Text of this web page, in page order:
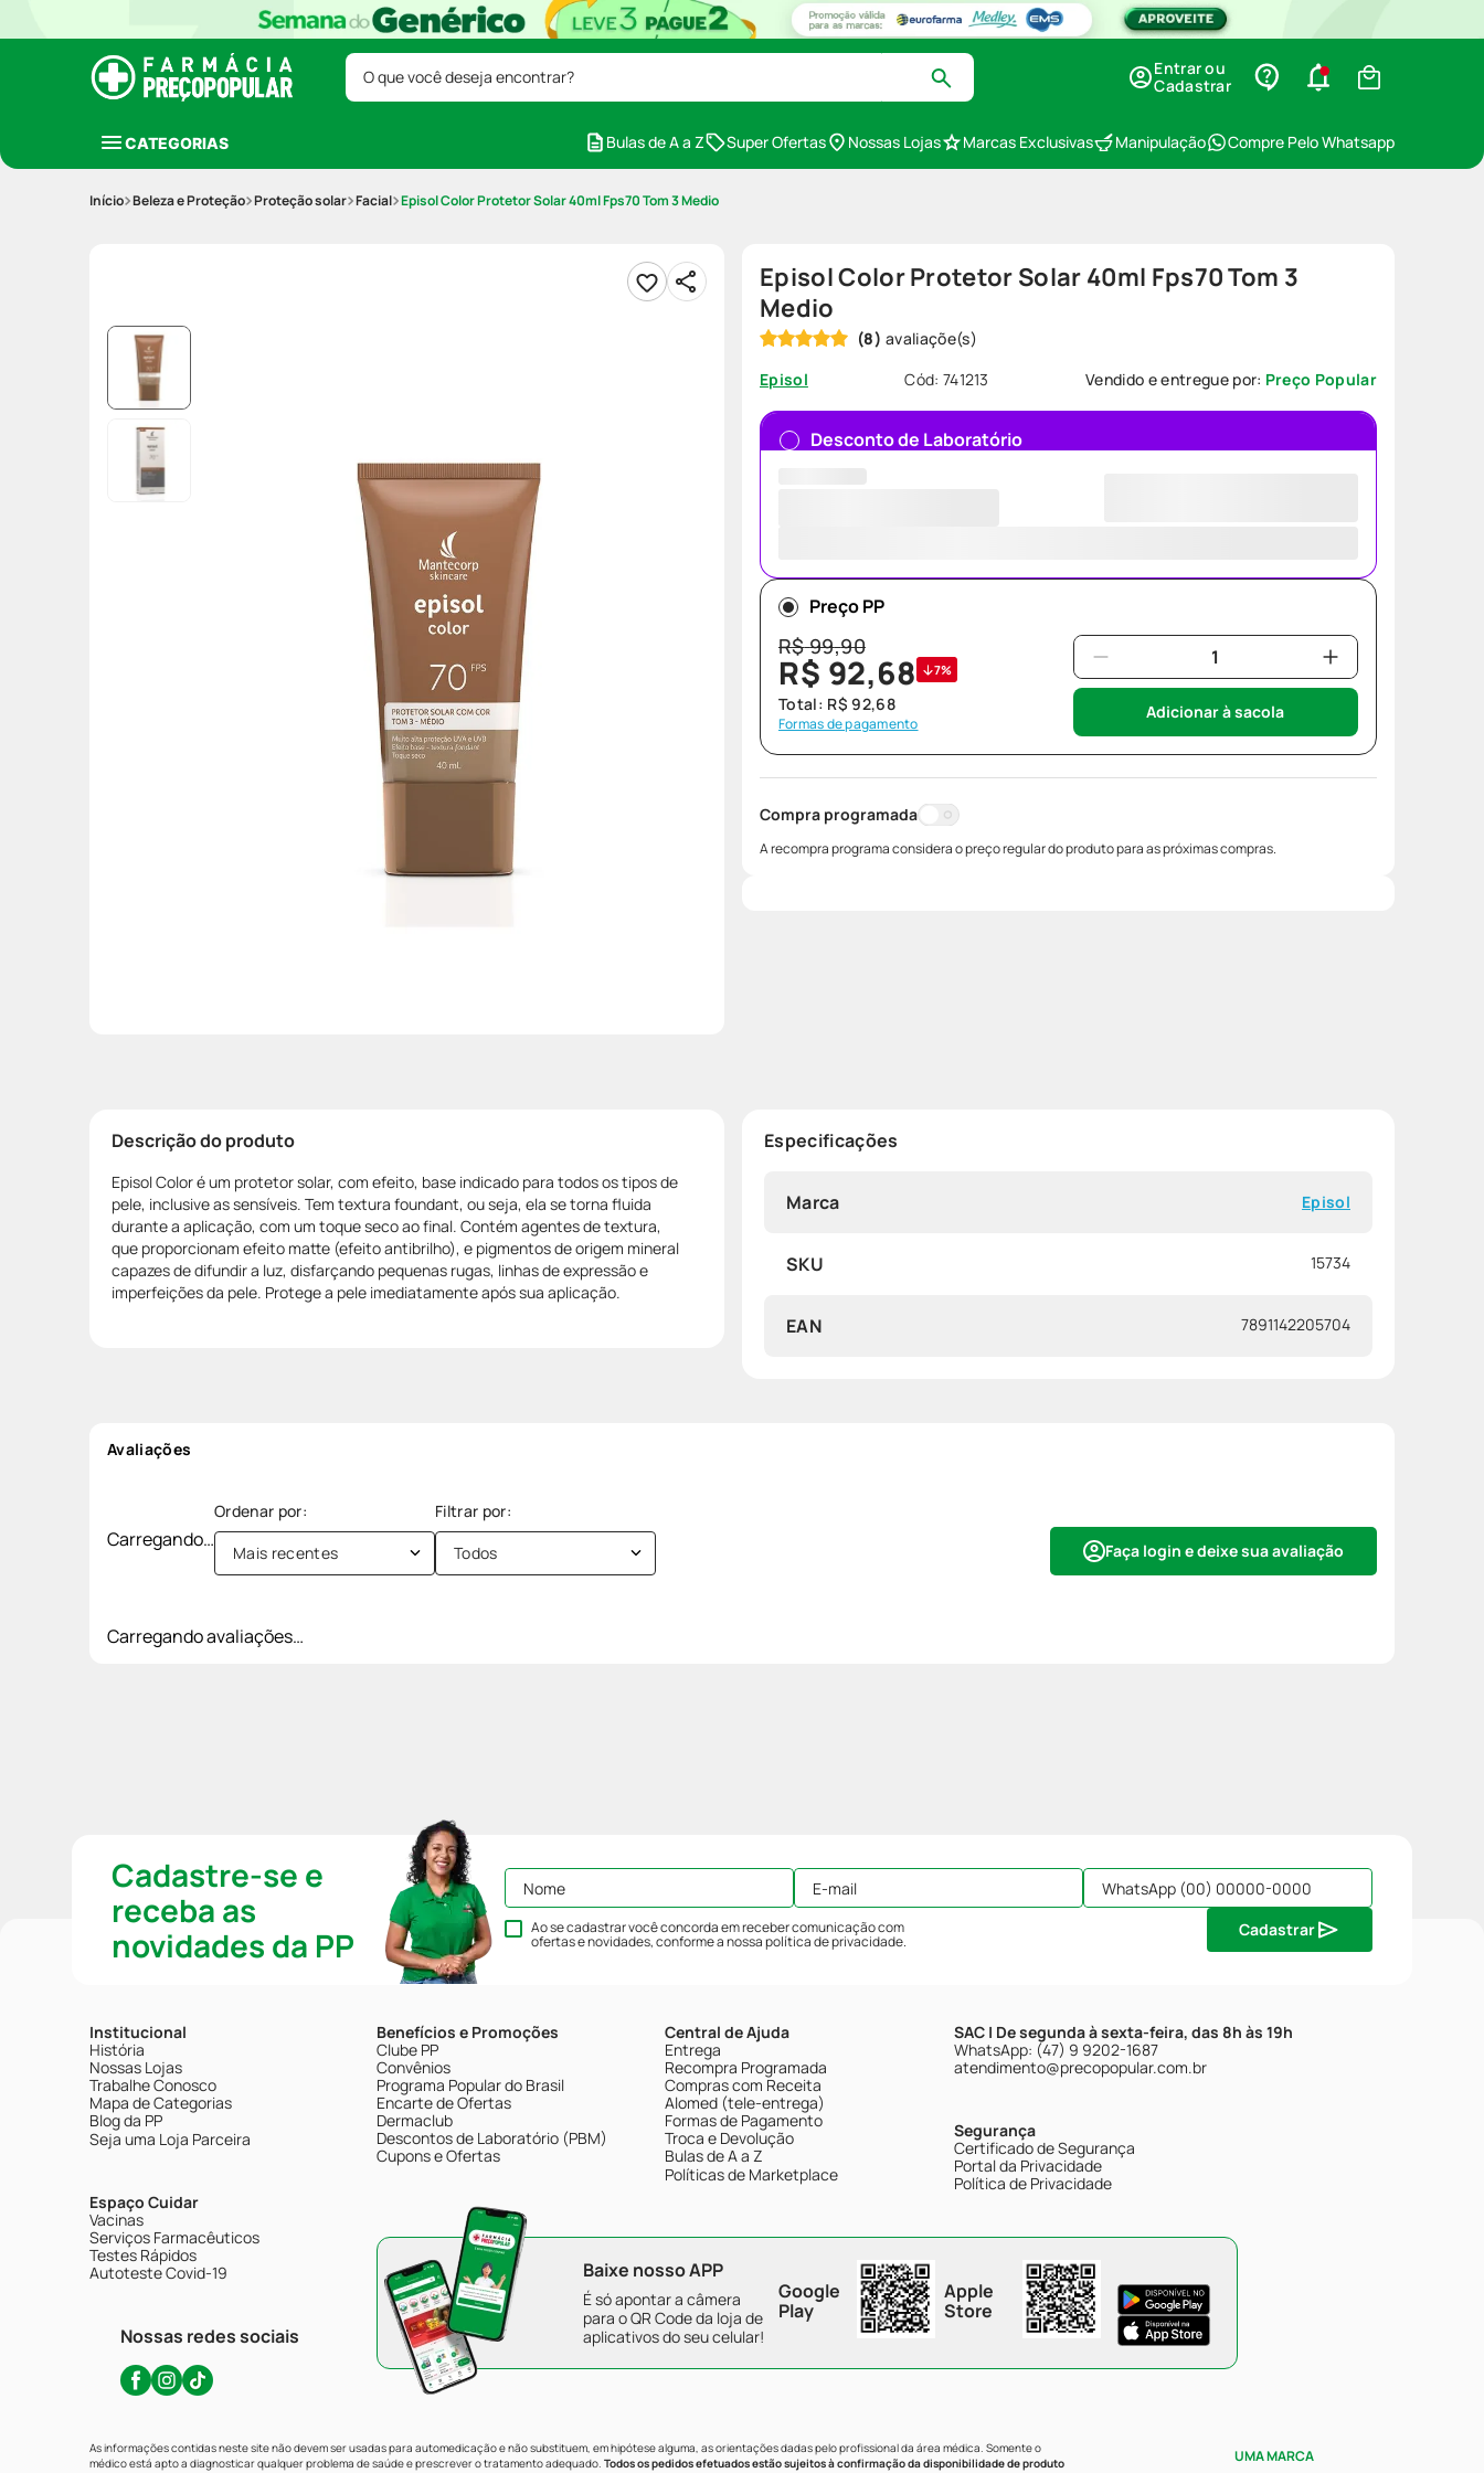
O que você deseja encontrar?
Entrar ou
Cadastrar
CATEGORIAS Bulas de A a Z Super Ofertas Nossas Lojas Marcas Exclusivas Manipulação Compre Pelo Whatsapp
Beleza e Proteção Proteção solar Facial Episol Color Protetor Solar 40ml Fps70 Tom 3 Medio
Episol Color Protetor Solar 40ml Fps70 Tom 3
Medio
(8)
Episol
Cód: 741213 Vendido e entregue por: Preço Popular
Desconto de Laboratório
Preço PP
R$99,90
R$ 92,68 7%
Total: R$ 92,68
Formas de pagamento
Adicionar à sacola
Compra programada
A recompra programa considera o preço regular do produto para as próximas compras.
Descrição do produto
Episol Color é um protetor solar, com efeito, base indicado para todos os tipos de
pele, inclusive as sensíveis. Tem textura foundant, ou seja, ela se torna fluida
durante a aplicação, com um toque seco ao final. Contém agentes de textura,
que proporcionam efeito matte (efeito antibrilho), e pigmentos de origem mineral
capazes de difundir a luz, disfarçando pequenas rugas, linhas de expressão e
imperfeições da pele. Protege a pele imediatamente após sua aplicação.
Especificações
Marca Episol
SKU 15734
EAN 7891142205704
Avaliações
Carregando… Faça login e deixe sua avaliação
Mais recentes Todos
Carregando avaliações…
Cadastre-se e
receba as
novidades da PP
Ao se cadastrar você concorda em receber comunicação com
ofertas e novidades, conforme a nossapolítica de privacidade.
Cadastrar
Institucional
História
Nossas Lojas
Trabalhe Conosco
Mapa de Categorias
Blog da PP
Seja uma Loja Parceira
Espaço Cuidar
Vacinas
Serviços Farmacêuticos
Testes Rápidos
Autoteste Covid-19
Nossas redes sociais
Benefícios e Promoções
Clube PP
Convênios
Programa Popular do Brasil
Encarte de Ofertas
Dermaclub
Descontos de Laboratório (PBM)
Cupons e Ofertas
Central de Ajuda
Entrega
Recompra Programada
Compras com Receita
Alomed (tele-entrega)
Formas de Pagamento
Troca e Devolução
Bulas de A a Z
Políticas de Marketplace
SAC | De segunda à sexta-feira, das 8h às 19h
WhatsApp: (47) 9 9202-1687
atendimento@precopopular.com.br
Segurança
Certificado de Segurança
Portal da Privacidade
Política de Privacidade
Baixe nosso APP
É só apontar a câmera
para o QR Code da loja de
aplicativos do seu celular!
Google
Play
Apple
Store
As informações contidas neste site não devem ser usadas para automedicação e não substituem, em hipótese alguma, as orientações dadas pelo profissional da área médica. Somente o
médico está apto a diagnosticar qualquer problema de saúde e prescrever o tratamento adequado. Todos os pedidos efetuados estão sujeitos à confirmação da disponibilidade de produto
UMA MARCA